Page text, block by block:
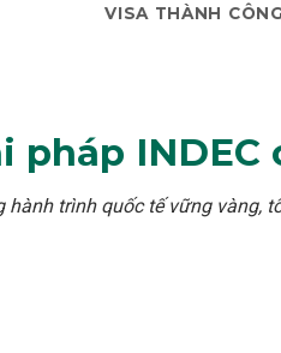
VISA THÀNH CÔNG
pháp INDEC
hành trình quốc tế vững vàng,